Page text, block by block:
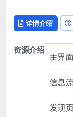
详情介绍
资源介绍